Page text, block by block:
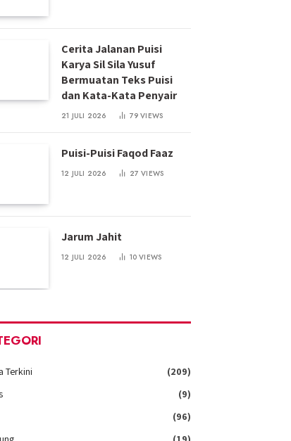
Cerita Jalanan Puisi
Karya Sil Sila Yusuf
Bermuatan Teks Puisi
dan Kata-Kata Penyair
21 JULI 2026 79VIEWS
Puisi-Puisi Faqod Faaz
12 JULI 2026 27VIEWS
Jarum Jahit
12 JULI 2026 10VIEWS
Terkini
(209)
(9)
(96)